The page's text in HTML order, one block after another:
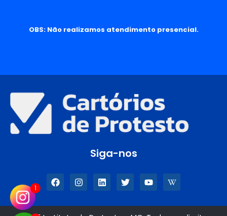
OBS: Não realizamos atendimento presencial.
Siga-nos
1